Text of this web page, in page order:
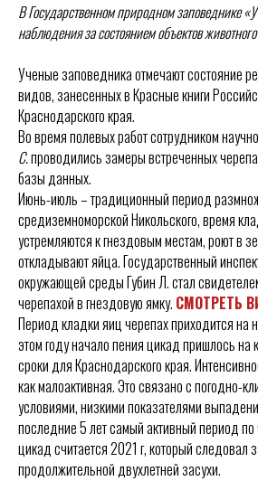
В Государственном природном заповеднике
наблюдения за состоянием объектов
Ученые заповедника отмечают состояние
видов, занесенных в Красные книги
Краснодарского края.
Во время полевых работ сотрудником
С.проводились замеры встреченных
базы данных.
Июнь-июль – традиционный период
средиземноморской Никольского, время
устремляются к гнездовым местам, роют в
откладывают яйца. Государственный
окружающей среды Губин Л. стал
черепахой в гнездовую ямку. СМОТРЕТЬ
Период кладки яиц черепах приходится на
этом году начало пения цикад пришлось
сроки для Краснодарского края.
как малоактивная. Это связано с погодно-
условиями, низкими показателями
последние 5 лет самый активный период
цикад считается 2021 г, который следовал
продолжительной двухлетней засухи.